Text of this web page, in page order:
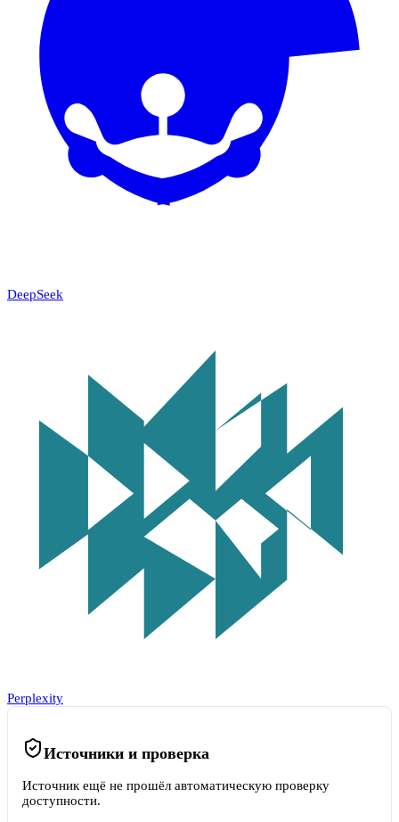
DeepSeek
Perplexity
Источники и проверка
Источник ещё не прошёл автоматическую проверку
доступности.